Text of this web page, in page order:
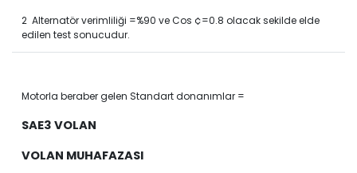
2 Alternatör verimliliği =%90 ve Cos ¢=0.8 olacak sekilde elde
edilen test sonucudur.
Motorla beraber gelen Standart donanımlar =
SAE3 VOLAN
VOLAN MUHAFAZASI